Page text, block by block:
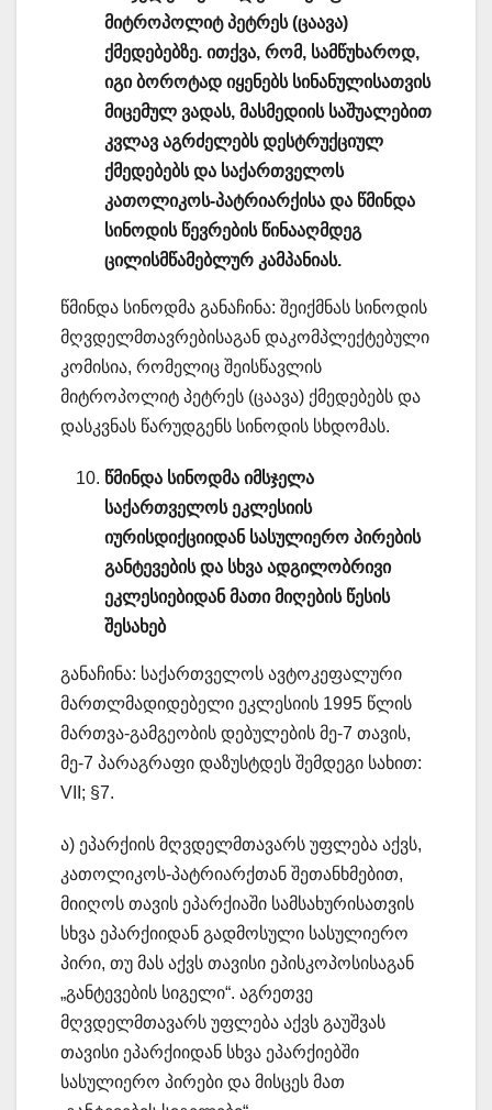
მიტროპოლიტ პეტრეს (ცაავა)
ქმედებებზე. ითქვა, რომ, სამწუხაროდ,
იგი ბოროტად იყენებს სინანულისათვის
მიცემულ ვადას, მასმედიის საშუალებით
კვლავ აგრძელებს დესტრუქციულ
ქმედებებს და საქართველოს
კათოლიკოს-პატრიარქისა და წმინდა
სინოდის წევრების წინააღმდეგ
ცილისმწამებლურ კამპანიას.
წმინდა სინოდმა განაჩინა: შეიქმნას სინოდის
მღვდელმთავრებისაგან დაკომპლექტებული
კომისია, რომელიც შეისწავლის
მიტროპოლიტ პეტრეს (ცაავა) ქმედებებს და
დასკვნას წარუდგენს სინოდის სხდომას.
წმინდა სინოდმა იმსჯელა
საქართველოს ეკლესიის
იურისდიქციიდან სასულიერო პირების
განტევების და სხვა ადგილობრივი
ეკლესიებიდან მათი მიღების წესის
შესახებ
განაჩინა: საქართველოს ავტოკეფალური
მართლმადიდებელი ეკლესიის 1995 წლის
მართვა-გამგეობის დებულების მე-7 თავის,
მე-7 პარაგრაფი დაზუსტდეს შემდეგი სახით:
VII; §7.
ა) ეპარქიის მღვდელმთავარს უფლება აქვს,
კათოლიკოს-პატრიარქთან შეთანხმებით,
მიიღოს თავის ეპარქიაში სამსახურისათვის
სხვა ეპარქიიდან გადმოსული სასულიერო
პირი, თუ მას აქვს თავისი ეპისკოპოსისაგან
„განტევების სიგელი“. აგრეთვე
მღვდელმთავარს უფლება აქვს გაუშვას
თავისი ეპარქიიდან სხვა ეპარქიებში
სასულიერო პირები და მისცეს მათ